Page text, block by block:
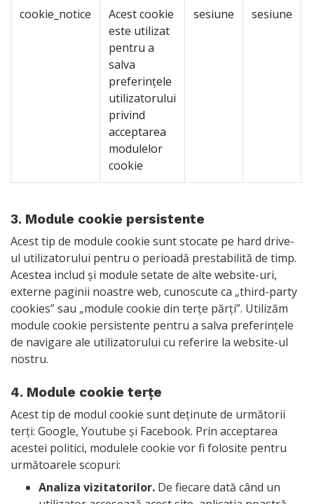
cookie_notice
Acest cookie
este utilizat
pentru a
salva
preferințele
utilizatorului
privind
acceptarea
modulelor
cookie
sesiune sesiune
3. Module cookie persistente
Acest tip de module cookie sunt stocate pe hard drive-
ul utilizatorului pentru o perioadă prestabilită de timp.
Acestea includ și module setate de alte website-uri,
externe paginii noastre web, cunoscute ca „third-party
cookies” sau „module cookie din terțe părți”. Utilizăm
module cookie persistente pentru a salva preferințele
de navigare ale utilizatorului cu referire la website-ul
nostru.
4. Module cookie terțe
Acest tip de modul cookie sunt deținute de următorii
terți: Google, Youtube și Facebook. Prin acceptarea
acestei politici, modulele cookie vor fi folosite pentru
următoarele scopuri:
Analiza vizitatorilor. De fiecare dată când un